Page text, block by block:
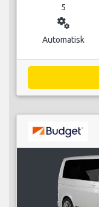
5
miscellaneous_services
Automatisk